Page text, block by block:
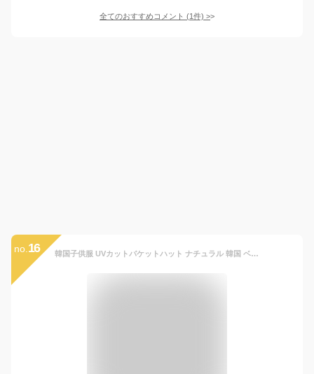
全てのおすすめコメント (1件) >
no. 16 韓国子供服 UVカットバケットハット ナチュラル 韓国 ベビー服 サンハット スイムキャップ 水泳帽 韓国 ファッション 水着 水小物 bucket hat 韓国ベビー服 男の子 女の子 ベビーファッション 紫外線 夏 日焼け baby ネコポス送料無料